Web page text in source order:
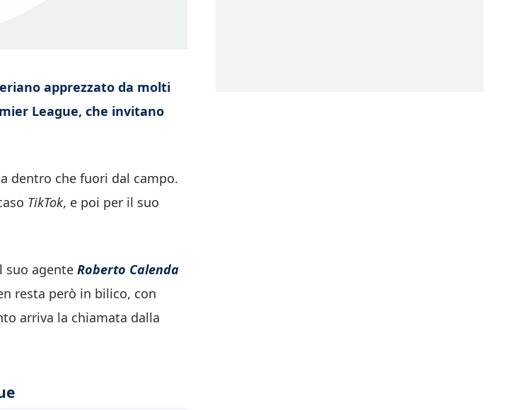
apprezzato da molti
League, che invitano
dentro che fuori dal campo.
TikTok, e poi per il suo
suo agente Roberto Calenda
resta però in bilico, con
arriva la chiamata dalla